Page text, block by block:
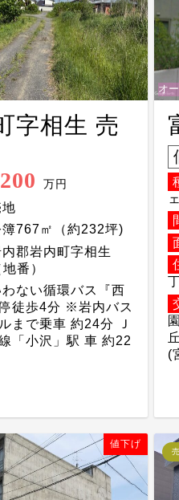
字相生 売
200 万円
簿767㎡（約232坪)
郡岩内町字相生
番）
わない循環バス『西
徒歩4分 ※岩内バス
まで乗車 約24分 Ｊ
「小沢」駅 車 約22
オ
(
値下げ